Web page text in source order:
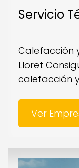
Servicio
Calefacción
Lloret
calefacción
Ver